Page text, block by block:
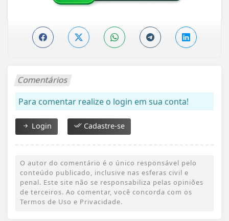
Comentários
Para comentar realize o login em sua conta!
Login Cadastre-se
O autor do comentário é o único responsável pelo
conteúdo publicado, inclusive nas esferas civil e
penal. Este site não se responsabiliza pelas opiniões
de terceiros. Ao comentar, você concorda com os
Termos de Uso e Privacidade.